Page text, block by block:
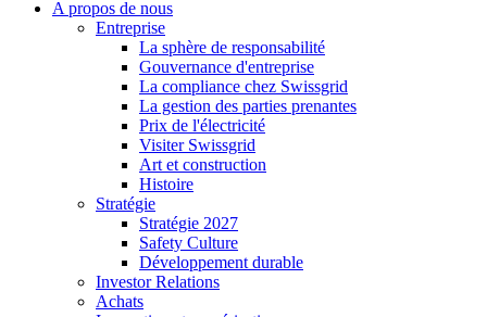
A propos de nous
Entreprise
La sphère de responsabilité
Gouvernance d'entreprise
La compliance chez Swissgrid
La gestion des parties prenantes
Prix de l'électricité
Visiter Swissgrid
Art et construction
Histoire
Stratégie
Stratégie 2027
Safety Culture
Développement durable
Investor Relations
Achats